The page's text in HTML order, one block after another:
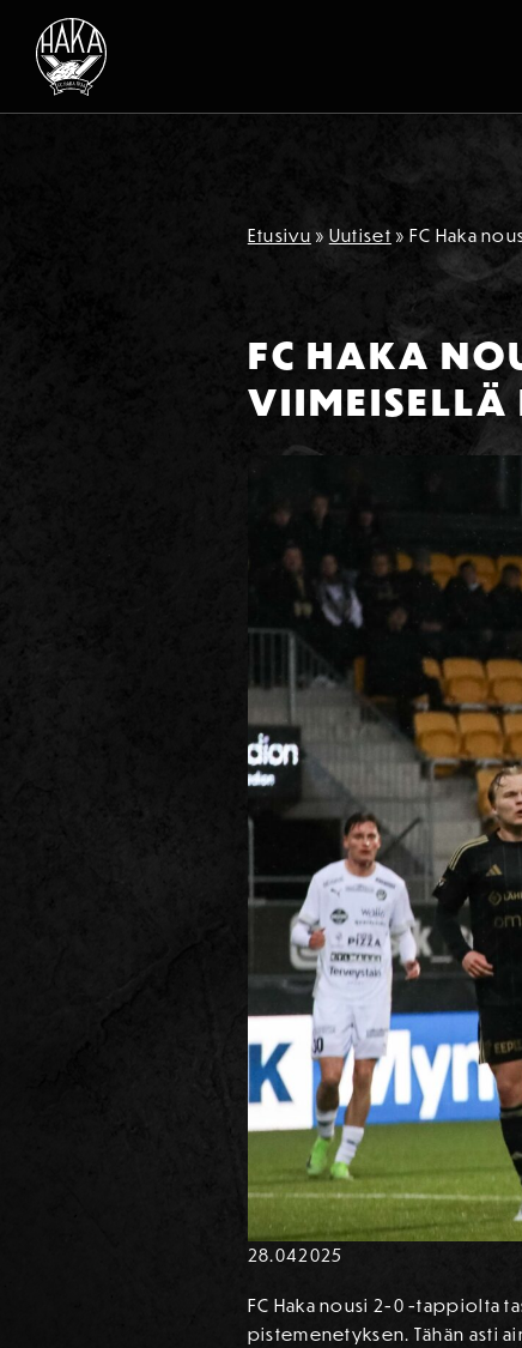
Siirry sisältöön
Etusivu » Uutiset » FC Haka
FC HAKA
28.042025
FC Haka nousi 2-0 -tappiolta
pistemenetyksen. Tähän asti